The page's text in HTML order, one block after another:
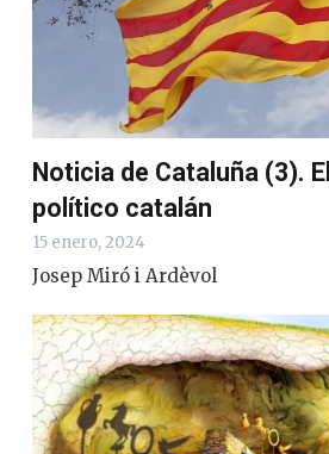
Noticia de Cataluña (3).
político catalán
15 enero, 2024
Josep Miró i Ardèvol